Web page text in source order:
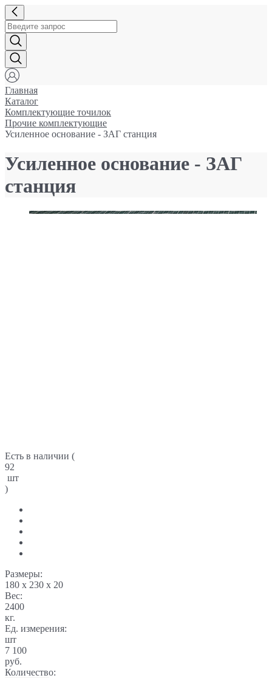
Главная
Каталог
Комплектующие точилок
Прочие комплектующие
Усиленное основание - ЗАГ станция
Усиленное основание - ЗАГ
станция
Есть в наличии (
92
шт
)
Размеры:
180 x 230 x 20
Вес:
2400
кг.
Ед. измерения:
шт
7 100
руб.
Количество: